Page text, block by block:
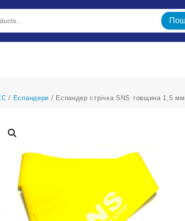
/ Еспандери / Еспандер стрічка SNS товщина 1,5